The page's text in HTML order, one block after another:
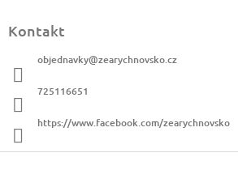
Kontakt
objednavky@zearychnovsko.cz
725116651
https://www.facebook.com/zearychnovsko